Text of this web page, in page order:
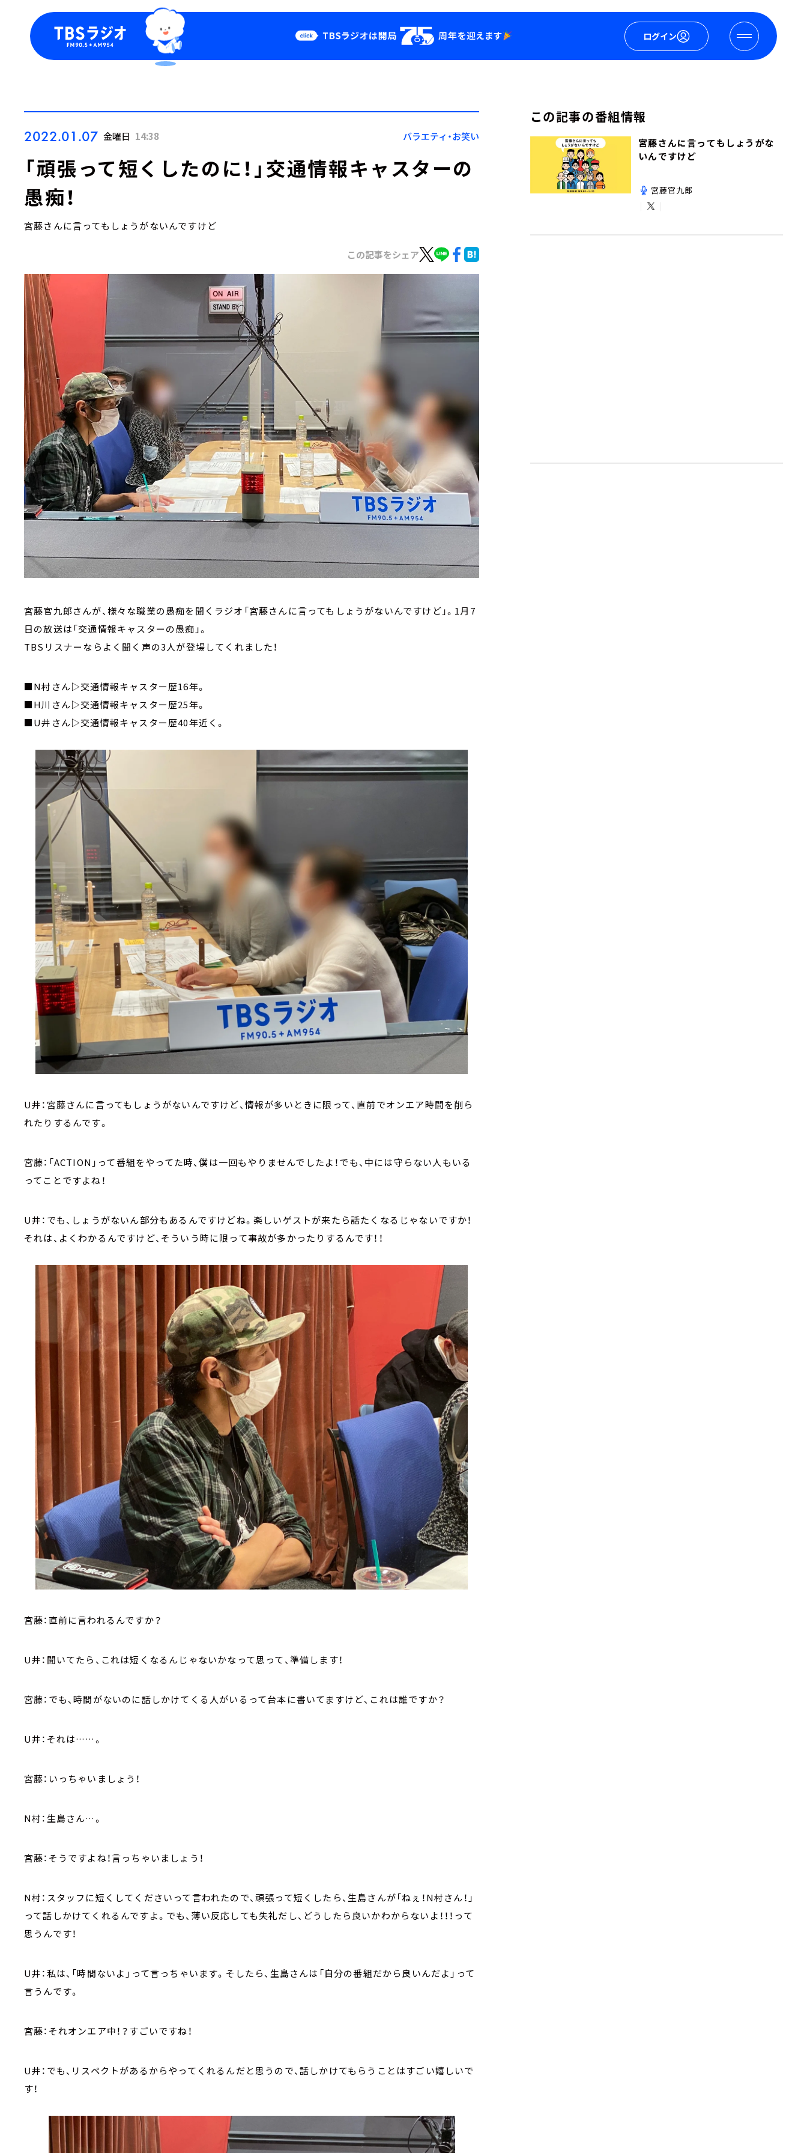
ログイン
Podcast
YouTube
会社情報
2022.01.07 金曜日 14:38 バラエティ・お笑い
「頑張って短くしたのに！」交通情報キャスターの
愚痴！
宮藤さんに言ってもしょうがないんですけど
この記事をシェア
宮藤官九郎さんが、様々な職業の愚痴を聞くラジオ「宮藤さんに言ってもしょうがないんですけど」。1月7
日の放送は「交通情報キャスターの愚痴」。
TBSリスナーならよく聞く声の3人が登場してくれました！
■N村さん▷交通情報キャスター歴16年。
■H川さん▷交通情報キャスター歴25年。
■U井さん▷交通情報キャスター歴40年近く。
U井：宮藤さんに言ってもしょうがないんですけど、情報が多いときに限って、直前でオンエア時間を削ら
れたりするんです。
宮藤：「ACTION」って番組をやってた時、僕は一回もやりませんでしたよ！でも、中には守らない人もいる
ってことですよね！
U井：でも、しょうがないん部分もあるんですけどね。楽しいゲストが来たら話たくなるじゃないですか！
それは、よくわかるんですけど、そういう時に限って事故が多かったりするんです！！
宮藤：直前に言われるんですか？
U井：聞いてたら、これは短くなるんじゃないかなって思って、準備します！
宮藤：でも、時間がないのに話しかけてくる人がいるって台本に書いてますけど、これは誰ですか？
U井：それは……。
宮藤：いっちゃいましょう！
N村：生島さん…。
宮藤：そうですよね！言っちゃいましょう！
N村：スタッフに短くしてくださいって言われたので、頑張って短くしたら、生島さんが「ねぇ！N村さん！」
って話しかけてくれるんですよ。でも、薄い反応しても失礼だし、どうしたら良いかわからないよ！！！って
思うんです！
U井：私は、「時間ないよ」って言っちゃいます。そしたら、生島さんは「自分の番組だから良いんだよ」って
言うんです。
宮藤：それオンエア中！？すごいですね！
U井：でも、リスペクトがあるからやってくれるんだと思うので、話しかけてもらうことはすごい嬉しいで
す！
この記事の番組情報
宮藤さんに言ってもしょうがな
いんですけど
宮藤官九郎